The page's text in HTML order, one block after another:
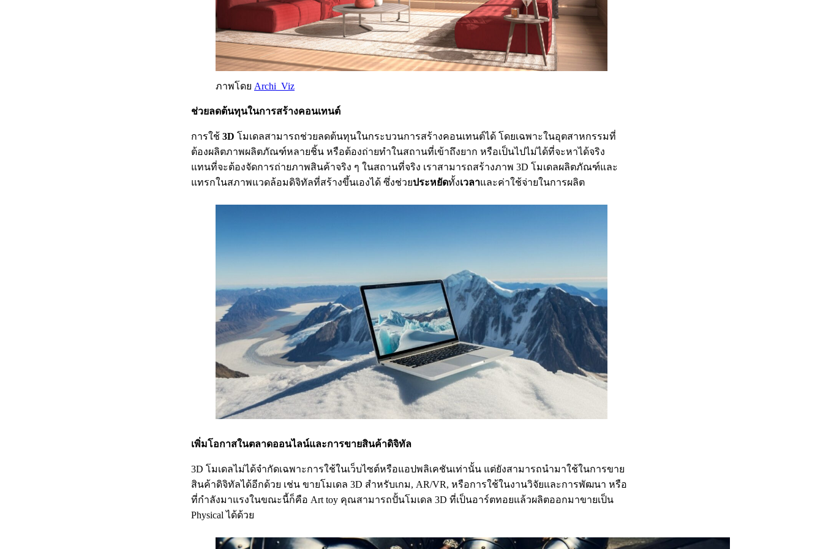
ภาพโดย Archi_Viz
ช่วยลดต้นทุนในการสร้างคอนเทนต์
การใช้ 3D โมเดลสามารถช่วยลดต้นทุนในกระบวนการสร้างคอนเทนต์ได้ โดยเฉพาะในอุตสาหกรรมที่
ต้องผลิตภาพผลิตภัณฑ์หลายชิ้น หรือต้องถ่ายทำในสถานที่เข้าถึงยาก หรือเป็นไปไม่ได้ที่จะหาได้จริง
แทนที่จะต้องจัดการถ่ายภาพสินค้าจริง ๆ ในสถานที่จริง เราสามารถสร้างภาพ 3D โมเดลผลิตภัณฑ์และ
แทรกในสภาพแวดล้อมดิจิทัลที่สร้างขึ้นเองได้ ซึ่งช่วยประหยัดทั้งเวลาและค่าใช้จ่ายในการผลิต
เพิ่มโอกาสในตลาดออนไลน์และการขายสินค้าดิจิทัล
3D โมเดลไม่ได้จำกัดเฉพาะการใช้ในเว็บไซต์หรือแอปพลิเคชันเท่านั้น แต่ยังสามารถนำมาใช้ในการขาย
สินค้าดิจิทัลได้อีกด้วย เช่น ขายโมเดล 3D สำหรับเกม, AR/VR, หรือการใช้ในงานวิจัยและการพัฒนา หรือ
ที่กำลังมาแรงในขณะนี้ก็คือ Art toy คุณสามารถปั้นโมเดล 3D ที่เป็นอาร์ตทอยแล้วผลิตออกมาขายเป็น
Physical ได้ด้วย